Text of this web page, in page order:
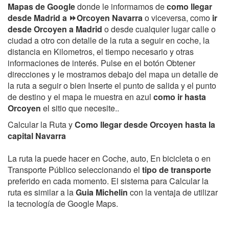
Mapas de Googledonde le informamos decomo llegar
desde Madrid a ⏩Orcoyen Navarrao viceversa, como ir
desde Orcoyen a Madrid o desde cualquier lugar calle o
ciudad a otro con detalle de la ruta a seguir en coche, la
distancia en Kilometros, el tiempo necesario y otras
informaciones de interés. Pulse en el botón Obtener
direcciones y le mostramos debajo del mapa un detalle de
la ruta a seguir o bien Inserte el punto de salida y el punto
de destino y el mapa le muestra en azul como ir hasta
Orcoyen el sitio que necesite..
Calcular la Ruta yComo llegar desde Orcoyen hasta la
capital Navarra
La ruta la puede hacer en Coche, auto, En bicicleta o en
Transporte Público seleccionando el tipo de transporte
preferido en cada momento. El sistema para Calcular la
ruta es similar a laGuia Michelin con la ventaja de utilizar
la tecnología de Google Maps.